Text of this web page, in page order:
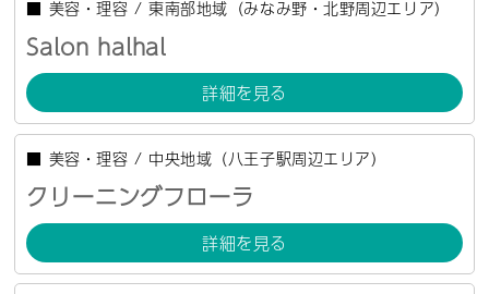
■ 美容・理容 /東南部地域（みなみ野・北野周辺エリア）
Salon halhal
詳細を見る
■ 美容・理容 / 中央地域（八王子駅周辺エリア）
クリーニングフローラ
詳細を見る